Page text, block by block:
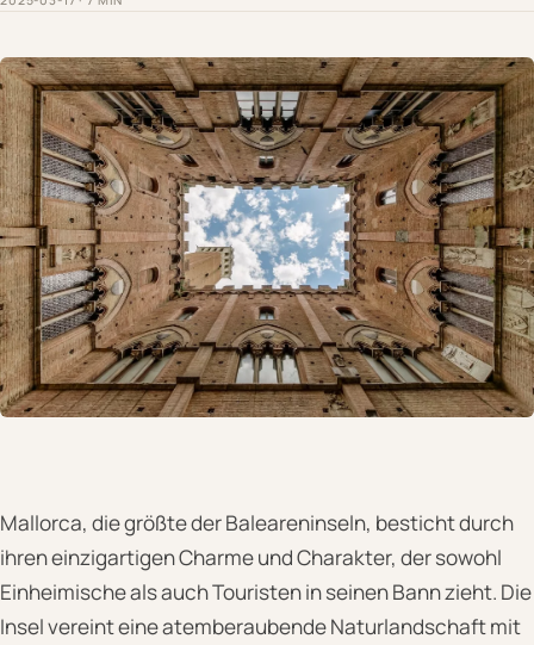
Mallorca, die größte der Baleareninseln, besticht durch
ihren einzigartigen Charme und Charakter, der sowohl
Einheimische als auch Touristen in seinen Bann zieht. Die
Insel vereint eine atemberaubende Naturlandschaft mit